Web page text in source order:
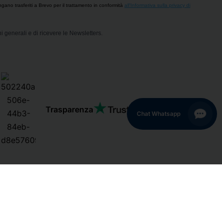
trasferiti a Brevo per il trattamento in conformità all'Informativa sulla privacy di
generali e di ricevere le Newsletters.
Trasparenza